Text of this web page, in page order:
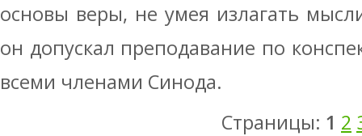
основы веры, не умея излагать
он допускал преподавание по
всеми членами Синода.
Страницы: 1 2